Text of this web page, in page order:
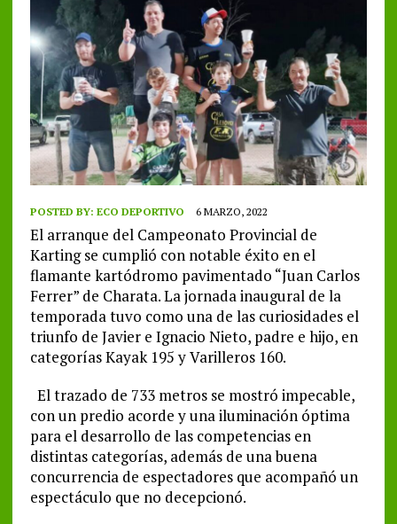
POSTED BY: ECO DEPORTIVO 6 MARZO, 2022
El arranque del Campeonato Provincial de
Karting se cumplió con notable éxito en el
flamante kartódromo pavimentado “Juan Carlos
Ferrer” de Charata. La jornada inaugural de la
temporada tuvo como una de las curiosidades el
triunfo de Javier e Ignacio Nieto, padre e hijo, en
categorías Kayak 195 y Varilleros 160.
El trazado de 733 metros se mostró impecable,
con un predio acorde y una iluminación óptima
para el desarrollo de las competencias en
distintas categorías, además de una buena
concurrencia de espectadores que acompañó un
espectáculo que no decepcionó.